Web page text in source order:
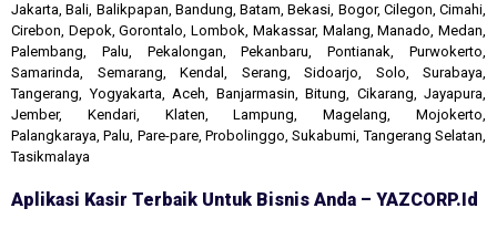
Jakarta, Bali, Balikpapan, Bandung, Batam, Bekasi, Bogor, Cilegon, Cimahi,
Cirebon, Depok, Gorontalo, Lombok, Makassar, Malang, Manado, Medan,
Palembang, Palu, Pekalongan, Pekanbaru, Pontianak, Purwokerto,
Samarinda, Semarang, Kendal, Serang, Sidoarjo, Solo, Surabaya,
Tangerang, Yogyakarta, Aceh, Banjarmasin, Bitung, Cikarang, Jayapura,
Jember, Kendari, Klaten, Lampung, Magelang, Mojokerto,
Palangkaraya, Palu, Pare-pare, Probolinggo, Sukabumi, Tangerang Selatan,
Tasikmalaya
Aplikasi Kasir Terbaik Untuk Bisnis Anda – YAZCORP.id